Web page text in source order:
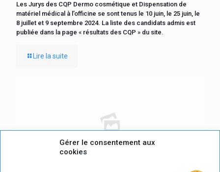
Gérer le consentement aux
cookies
Les Jurys des CQP Dermo cosmétique et Dispensation de
matériel médical à l’officine se sont tenus le 10 juin, le 25 juin, le
8 juillet et 9 septembre 2024. La liste des candidats admis est
publiée dans la page « résultats des CQP » du site.
Lire la suite